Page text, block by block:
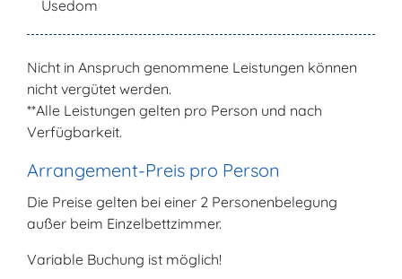
Usedom
Nicht in Anspruch genommene Leistungen können
nicht vergütet werden.
**Alle Leistungen gelten pro Person und nach
Verfügbarkeit.
Arrangement-Preis pro Person
Die Preise gelten bei einer 2 Personenbelegung
außer beim Einzelbettzimmer.
Variable Buchung ist möglich!